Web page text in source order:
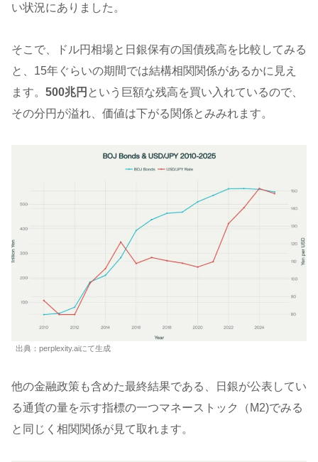
い状況にありました。
そこで、ドル円相場と日銀保有の国債残高を比較してみる
と、15年ぐらいの期間では結構相関関係があるかに見え
ます。 500兆円 という巨額な残高を買い入れているので、
その分円が溢れ、価値は下がる関係とみみれます。
出典：perplexity.aiにて生成
他の金融政策も含めた最終結果である、日銀が公表してい
る通貨の量を示す指標の一つマネーストック（M2)でみる
と同じく相関関係が見て取れます。